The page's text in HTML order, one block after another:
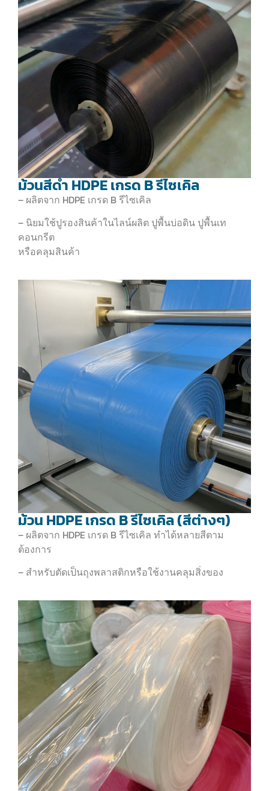
ม้วนสีดำ HDPE เกรด B รีไซเคิล
– ผลิตจาก HDPE เกรด B รีไซเคิล
– นิยมใช้ปูรองสินค้าในไลน์ผลิต ปูพื้นบ่อดิน ปูพื้นเท
คอนกรีต
หรือคลุมสินค้า
ม้วน HDPE เกรด B รีไซเคิล (สีต่างๆ)
– ผลิตจาก HDPE เกรด B รีไซเคิล ทำได้หลายสีตาม
ต้องการ
– สำหรับตัดเป็นถุงพลาสติกหรือใช้งานคลุมสิ่งของ